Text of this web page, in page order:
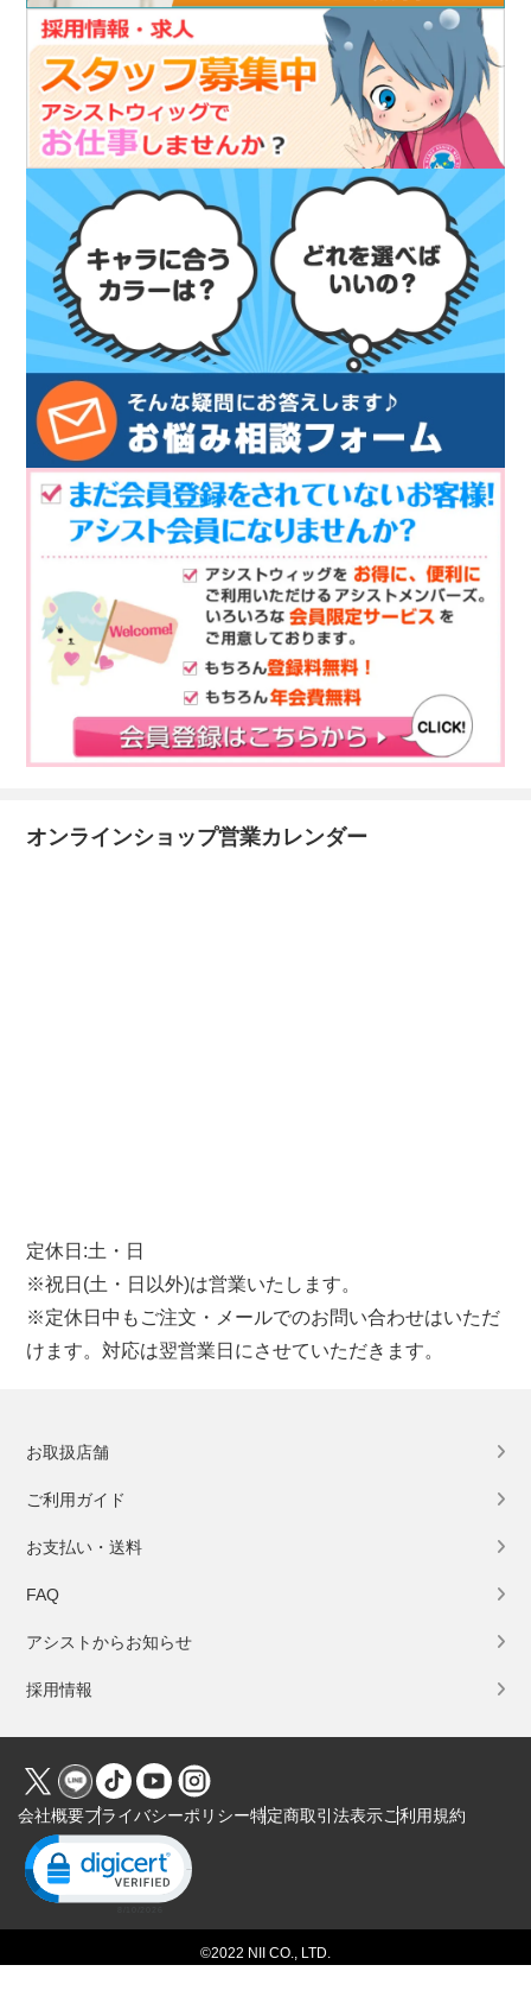
オンラインショップ営業カレンダー
定休日:土・日
※祝日(土・日以外)は営業いたします。
※定休日中もご注文・メールでのお問い合わせはいただ
けます。対応は翌営業日にさせていただきます。
お取扱店舗
ご利用ガイド
お支払い・送料
FAQ
アシストからお知らせ
採用情報
会社概要プライバシーポリシー特定商取引法表示ご利用規約
Click to open certificate verification popup
©2022 NII CO., LTD.